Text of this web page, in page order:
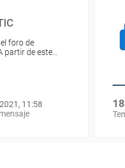
foro de
partir de este…
11:58